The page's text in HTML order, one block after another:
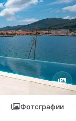
Фотографии